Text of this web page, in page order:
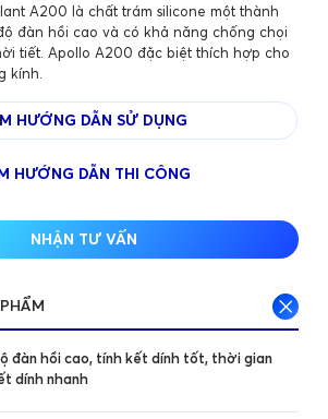
A200 là chất trám silicone một thành
đàn hồi cao và có khả năng chống chọi
tiết. Apollo A200 đặc biệt thích hợp cho
kính.
HƯỚNG DẪN SỬ DỤNG
HƯỚNG DẪN THI CÔNG
NHẬN TƯ VẤN
đàn hồi cao, tính kết dính tốt, thời gian
dính nhanh